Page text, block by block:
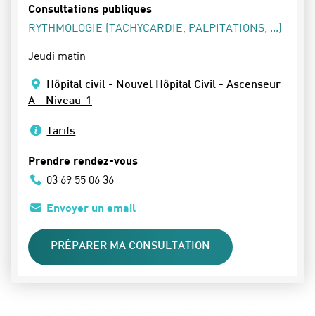
Consultations publiques
RYTHMOLOGIE (TACHYCARDIE, PALPITATIONS, ...)
Jeudi matin
Hôpital civil - Nouvel Hôpital Civil - Ascenseur
A - Niveau-1
Tarifs
Prendre rendez-vous
03 69 55 06 36
Envoyer un email
PRÉPARER MA CONSULTATION